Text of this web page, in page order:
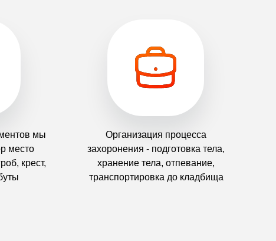
мы
место
крест,
Организация процесса
захоронения - подготовка тела,
хранение тела, отпевание,
транспортировка до кладбища